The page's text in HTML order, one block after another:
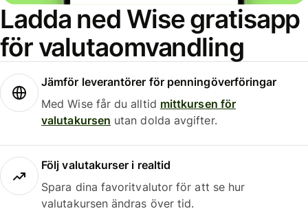
Ladda ned Wise gratisapp
för valutaomvandling
Jämför leverantörer för penningöverföringar
Med Wise får du alltid mittkursen för
valutakursen utan dolda avgifter.
Följ valutakurser i realtid
Spara dina favoritvalutor för att se hur
valutakursen ändras över tid.